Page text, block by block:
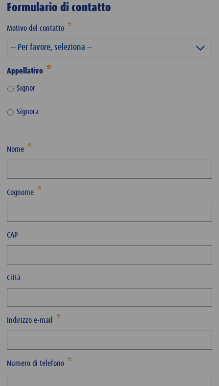
Formulario di contatto
Motivo del contatto
-- Per favore, seleziona --
Appellativo
Signor
Signora
Nome
Cognome
CAP
Città
Indirizzo e-mail
Numero di telefono